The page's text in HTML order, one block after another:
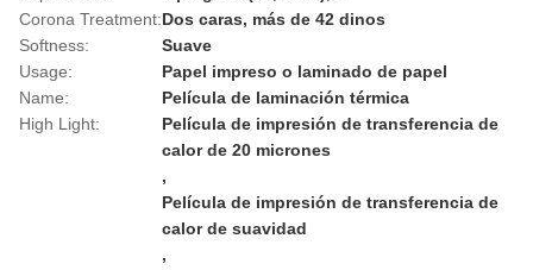
Corona Treatment:Dos caras, más de 42 dinos
Softness:
Suave
Usage:
Papel impreso o laminado de papel
Name:
Película de laminación térmica
High Light:
Película de impresión de transferencia de
calor de 20 micrones
,
Película de impresión de transferencia de
calor de suavidad
,